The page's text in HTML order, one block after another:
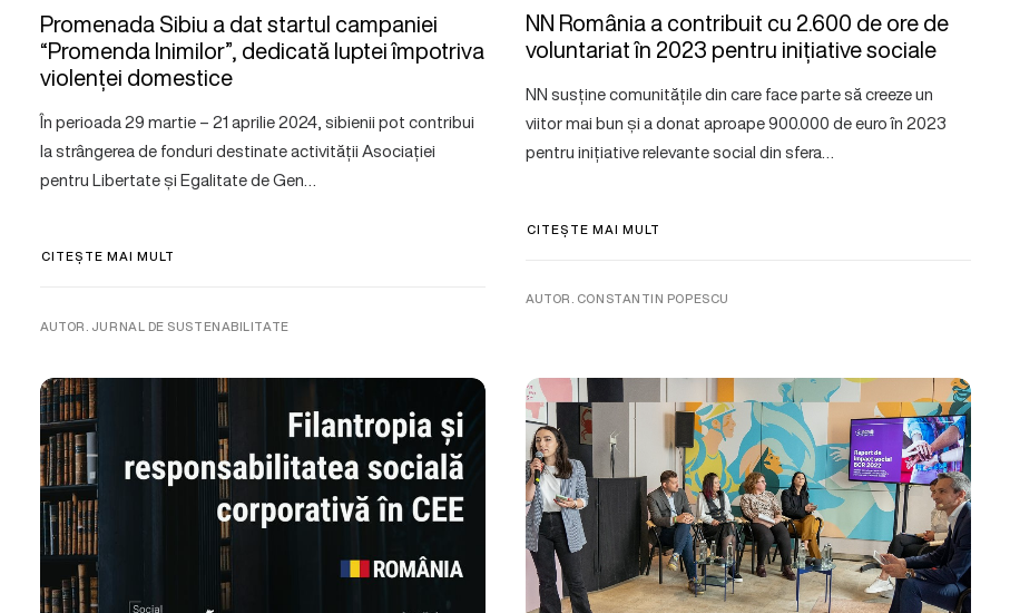
Promenada Sibiu a dat startul campaniei
“Promenda Inimilor”, dedicată luptei împotriva
violenței domestice
În perioada 29 martie – 21 aprilie 2024, sibienii pot contribui
la strângerea de fonduri destinate activității Asociației
pentru Libertate și Egalitate de Gen…
CITEȘTE MAI MULT
AUTOR. JURNAL DE SUSTENABILITATE
NN România a contribuit cu 2.600 de ore de
voluntariat în 2023 pentru inițiative sociale
NN susține comunitățile din care face parte să creeze un
viitor mai bun și a donat aproape 900.000 de euro în 2023
pentru inițiative relevante social din sfera…
CITEȘTE MAI MULT
AUTOR. CONSTANTIN POPESCU